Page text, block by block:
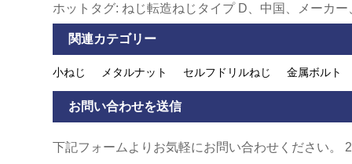
ホットタグ: ねじ転造ねじタイプ D、中国、メーカ
関連カテゴリー
小ねじ メタルナット セルフドリルねじ 金属ボルト
お問い合わせを送信
下記フォームよりお気軽にお問い合わせください。